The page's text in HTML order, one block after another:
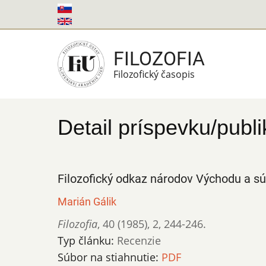
na
FILOZOFIA
Filozofický časopis
Detail príspevku/
Filozofický odkaz národov Východu a
Marián Gálik
Filozofia, 40 (1985), 2, 244-246.
Typ článku: Recenzie
Súbor na stiahnutie: PDF